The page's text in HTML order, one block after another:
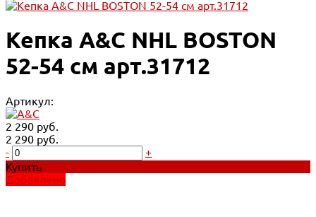
Кепка A&C NHL BOSTON
52-54 см арт.31712
Артикул:
2 290 руб.
2 290 руб.
-
+
Купить
Добавлено